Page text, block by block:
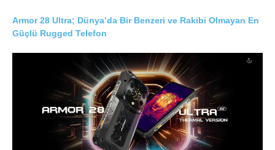
Armor 28 Ultra; Dünya’da Bir Benzeri ve Rakibi Olmayan En
Güçlü Rugged Telefon